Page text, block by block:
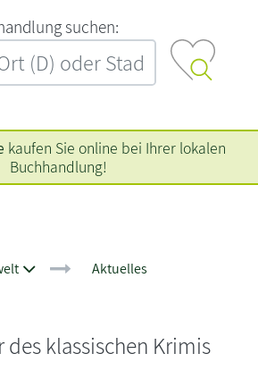
‍s‍u‍c‍h‍e‍n‍:‍
kaufen Sie online bei Ihrer lokalen
Buchhandlung!
Aktuelles
des klassischen Krimis